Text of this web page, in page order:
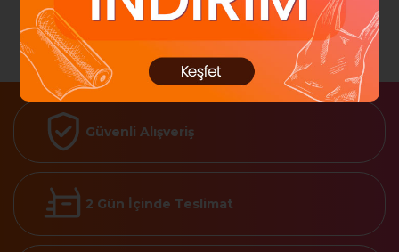
Güvenli Alışveriş
2 Gün İçinde Teslimat